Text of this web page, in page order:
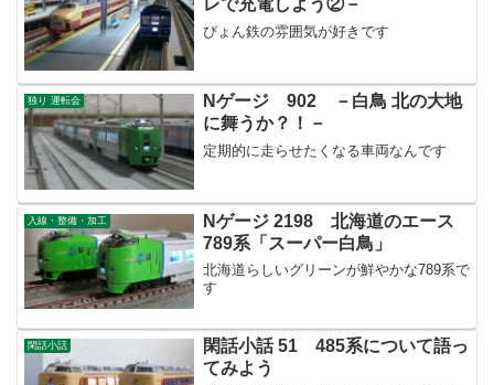
レで充電しよう②－
ぴょん鉄の雰囲気が好きです
独り 運転会
Nゲージ 902 －白鳥 北の大地
に舞うか？！－
定期的に走らせたくなる車両なんです
入線・整備・加工
Nゲージ 2198 北海道のエース
789系「スーパー白鳥」
北海道らしいグリーンが鮮やかな789系で
す
閑話小話
閑話小話 51 485系について語っ
てみよう